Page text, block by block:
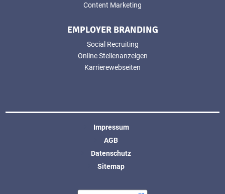
Content Marketing
EMPLOYER BRANDING
Social Recruiting
Online Stellenanzeigen
Karrierewebseiten
Impressum
AGB
Datenschutz
Sitemap